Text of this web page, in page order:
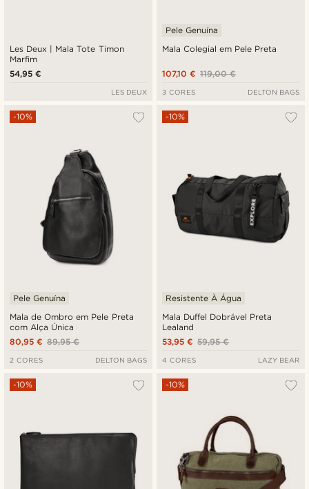
Les Deux | Mala Tote Timon
Marfim
54,95 €
LES DEUX
Mala Colegial em Pele Preta
Pele Genuína
119,00 €
107,10 €
3 CORES DELTON BAGS
Mala de Ombro em Pele Preta
com Alça Única
-10%
Pele Genuína
89,95 €
80,95 €
2 CORES DELTON BAGS
Mala Duffel Dobrável Preta
Lealand
-10%
Resistente À Água
59,95 €
53,95 €
4 CORES LAZY BEAR
-10% -10%